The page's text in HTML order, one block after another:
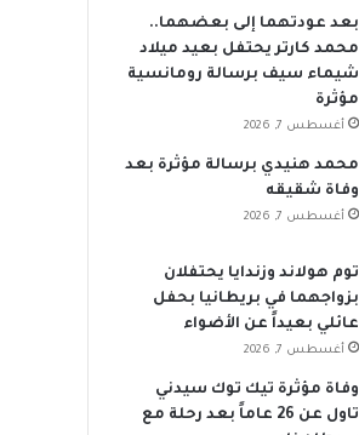
بعد عودتهما إلى بعضهما..
محمد كارتر يحتفل بعيد ميلاد
شيماء سيف برسالة رومانسية
مؤثرة
أغسطس 7, 2026
محمد هنيدي برسالة مؤثرة بعد
وفاة شقيقه
أغسطس 7, 2026
توم هولاند وزندايا يحتفلان
بزواجهما في بريطانيا بحفل
عائلي بعيداً عن الأضواء
أغسطس 7, 2026
وفاة مؤثرة تيك توك سيدني
تاول عن 26 عاماً بعد رحلة مع